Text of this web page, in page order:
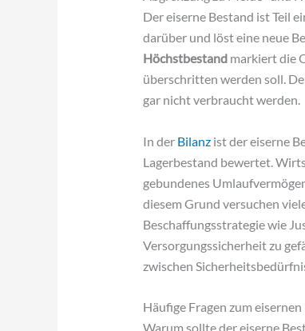
Der eiserne Bestand ist Teil
darüber und löst eine neue
Höchstbestandmarkiert die
überschritten werden soll.
gar nicht verbraucht werden.
In der Bilanzist der eiserne
Lagerbestand bewertet.
gebundenes
diesem Grund versuchen
Beschaffungsstrategie wie
Versorgungssicherheit zu
zwischen
Häufige Fragen zum
Warum sollte der eiserne